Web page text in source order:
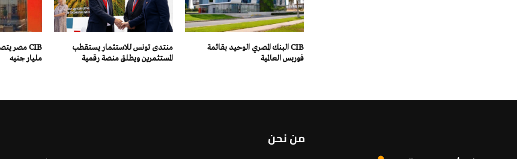
CIB البنك المصري الوحيد بقائمة
فوربس العالمية
منتدى تونس للاستثمار يستقطب
المستثمرين ويطلق منصة رقمية
مليار جنيه
من نحن